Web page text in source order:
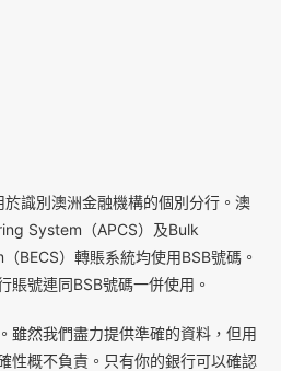
識別澳洲金融機構的個別分行。澳
System（APCS）及Bulk
BECS）轉賬系統均使用BSB號碼。
賬號連同BSB號碼一併使用。
雖然我們盡力提供準確的資料，但用
性概不負責。只有你的銀行可以確認